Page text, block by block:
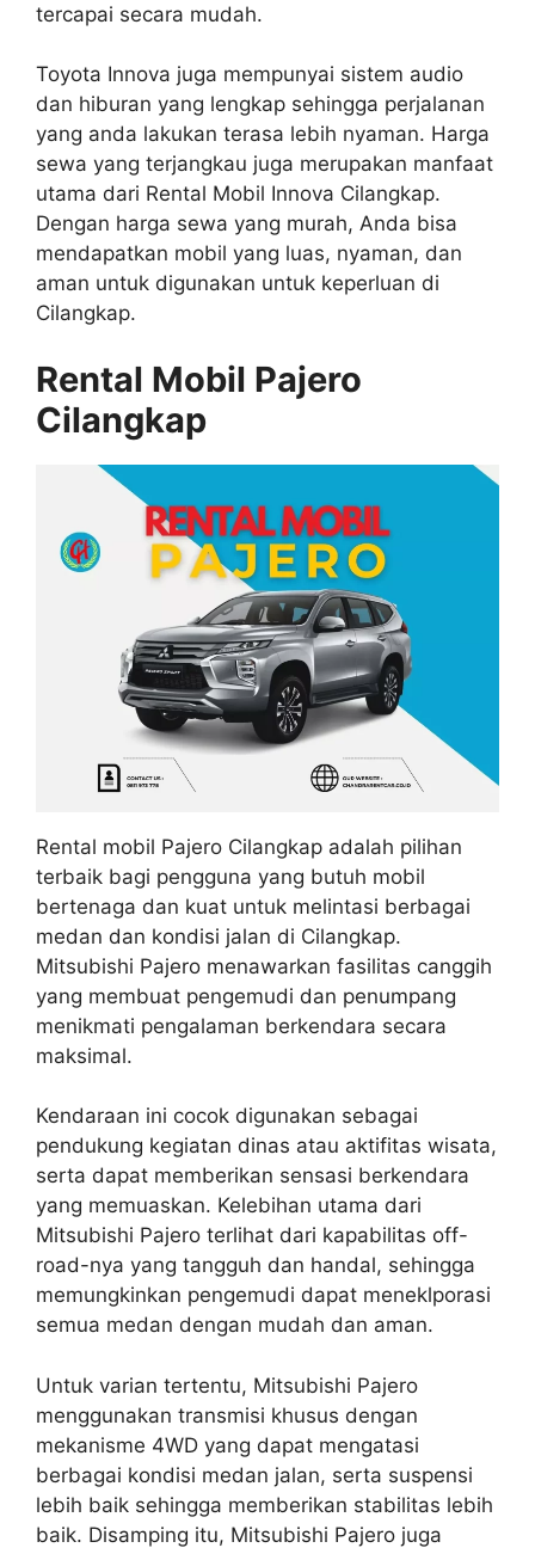
tercapai secara mudah.
Toyota Innova juga mempunyai sistem audio
dan hiburan yang lengkap sehingga perjalanan
yang anda lakukan terasa lebih nyaman. Harga
sewa yang terjangkau juga merupakan manfaat
utama dari Rental Mobil Innova Cilangkap.
Dengan harga sewa yang murah, Anda bisa
mendapatkan mobil yang luas, nyaman, dan
aman untuk digunakan untuk keperluan di
Cilangkap.
Rental Mobil Pajero
Cilangkap
Rental mobil Pajero Cilangkap adalah pilihan
terbaik bagi pengguna yang butuh mobil
bertenaga dan kuat untuk melintasi berbagai
medan dan kondisi jalan di Cilangkap.
Mitsubishi Pajero menawarkan fasilitas canggih
yang membuat pengemudi dan penumpang
menikmati pengalaman berkendara secara
maksimal.
Kendaraan ini cocok digunakan sebagai
pendukung kegiatan dinas atau aktifitas wisata,
serta dapat memberikan sensasi berkendara
yang memuaskan. Kelebihan utama dari
Mitsubishi Pajero terlihat dari kapabilitas off-
road-nya yang tangguh dan handal, sehingga
memungkinkan pengemudi dapat meneklporasi
semua medan dengan mudah dan aman.
Untuk varian tertentu, Mitsubishi Pajero
menggunakan transmisi khusus dengan
mekanisme 4WD yang dapat mengatasi
berbagai kondisi medan jalan, serta suspensi
lebih baik sehingga memberikan stabilitas lebih
baik. Disamping itu, Mitsubishi Pajero juga